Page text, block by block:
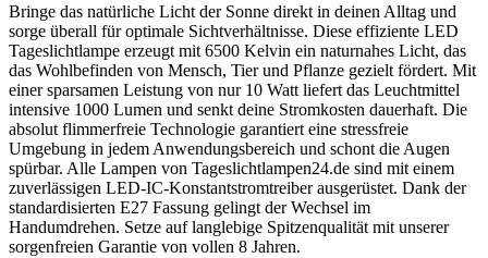
Bringe das natürliche Licht der Sonne direkt in deinen Alltag und
sorge überall für optimale Sichtverhältnisse. Diese effiziente LED
Tageslichtlampe erzeugt mit 6500 Kelvin ein naturnahes Licht, das
das Wohlbefinden von Mensch, Tier und Pflanze gezielt fördert. Mit
einer sparsamen Leistung von nur 10 Watt liefert das Leuchtmittel
intensive 1000 Lumen und senkt deine Stromkosten dauerhaft. Die
absolut flimmerfreie Technologie garantiert eine stressfreie
Umgebung in jedem Anwendungsbereich und schont die Augen
spürbar. Alle Lampen von Tageslichtlampen24.de sind mit einem
zuverlässigen LED-IC-Konstantstromtreiber ausgerüstet. Dank der
standardisierten E27 Fassung gelingt der Wechsel im
Handumdrehen. Setze auf langlebige Spitzenqualität mit unserer
sorgenfreien Garantie von vollen 8 Jahren.